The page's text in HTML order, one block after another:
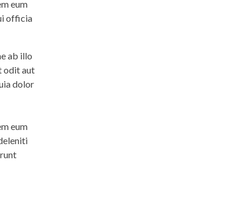
eum
officia
ab illo
odit aut
dolor
eum